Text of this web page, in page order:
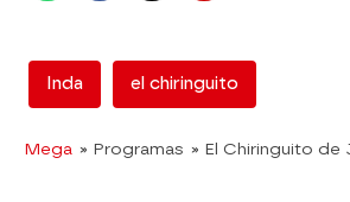
Inda el chiringuito
Mega » Programas » El Chiringuito de